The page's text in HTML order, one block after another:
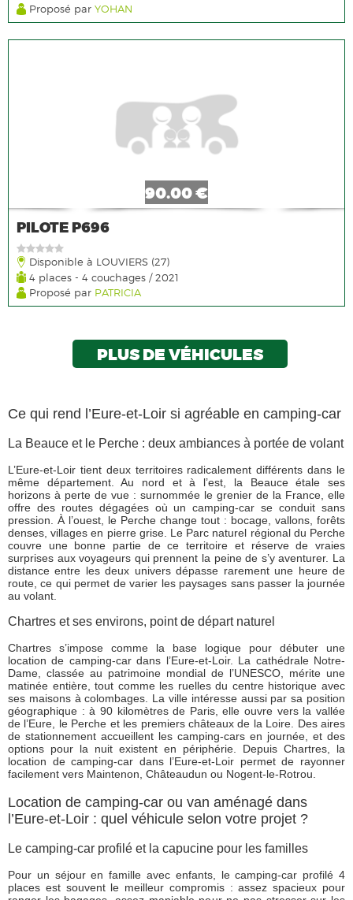
Proposé parYOHAN
90.00 €
PILOTE P696
Disponible à LOUVIERS (27)
4 places - 4 couchages / 2021
Proposé par PATRICIA
PLUS DE VÉHICULES
Ce qui rend l’Eure-et-Loir si agréable en camping-car
La Beauce et le Perche : deux ambiances à portée de volant
L’Eure-et-Loir tient deux territoires radicalement différents dans le
même département. Au nord et à l’est, la Beauce étale ses
horizons à perte de vue : surnommée le grenier de la France, elle
offre des routes dégagées où un camping-car se conduit sans
pression. À l’ouest, le Perche change tout : bocage, vallons, forêts
denses, villages en pierre grise. Le Parc naturel régional du Perche
couvre une bonne partie de ce territoire et réserve de vraies
surprises aux voyageurs qui prennent la peine de s’y aventurer. La
distance entre les deux univers dépasse rarement une heure de
route, ce qui permet de varier les paysages sans passer la journée
au volant.
Chartres et ses environs, point de départ naturel
Chartres s’impose comme la base logique pour débuter une
location de camping-car dans l’Eure-et-Loir. La cathédrale Notre-
Dame, classée au patrimoine mondial de l’UNESCO, mérite une
matinée entière, tout comme les ruelles du centre historique avec
ses maisons à colombages. La ville intéresse aussi par sa position
géographique : à 90 kilomètres de Paris, elle ouvre vers la vallée
de l’Eure, le Perche et les premiers châteaux de la Loire. Des aires
de stationnement accueillent les camping-cars en journée, et des
options pour la nuit existent en périphérie. Depuis Chartres, la
location de camping-car dans l’Eure-et-Loir permet de rayonner
facilement vers Maintenon, Châteaudun ou Nogent-le-Rotrou.
Location de camping-car ou van aménagé dans
l’Eure-et-Loir : quel véhicule selon votre projet ?
Le camping-car profilé et la capucine pour les familles
Pour un séjour en famille avec enfants, le camping-car profilé 4
places est souvent le meilleur compromis : assez spacieux pour